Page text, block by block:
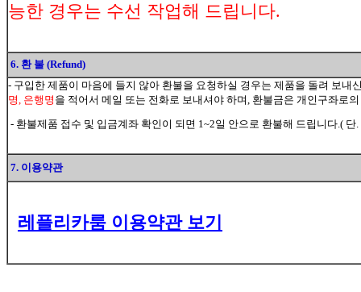
능한 경우는 수선 작업해 드립니다.
6. 환 불 (Refund)
- 구입한 제품이 마음에 들지 않아 환불을 요청하실 경우는 제품을 돌려 보내
명, 은행명 을 적어서 메일 또는 전화로 보내셔야 하며, 환불금은 개인구좌로
- 환불제품 접수 및 입금계좌 확인이 되면 1~2일 안으로 환불해 드립니다.(
7. 이용약관
레플리카룸 이용약관 보기